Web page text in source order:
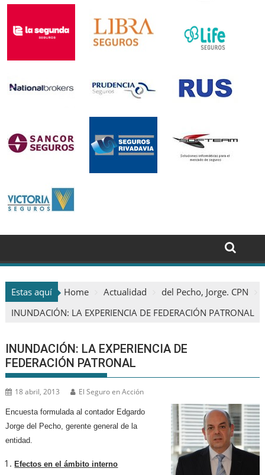
Estas aquí Home Actualidad
del Pecho, Jorge. CPN
INUNDACIÓN: LA EXPERIENCIA DE FEDERACIÓN PATRONAL
INUNDACIÓN: LA EXPERIENCIA DE
FEDERACIÓN PATRONAL
18 abril, 2013 El Seguro en Acción
Encuesta formulada al contador Edgardo
Jorge del Pecho, gerente general de la
entidad.
Efectos en el ámbito interno